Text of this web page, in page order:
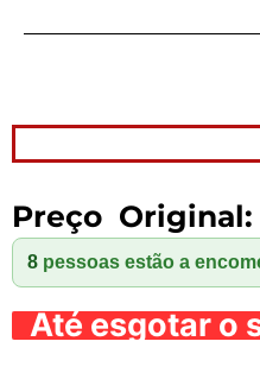
Preço Original:
8 pessoas estão a
Até esgotar o